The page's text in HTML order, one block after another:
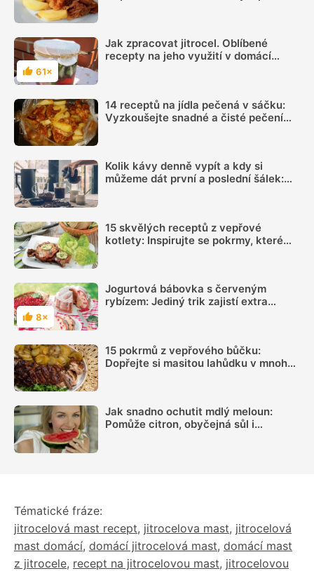
Hodnocení
61×
Jak zpracovat jitrocel. Oblíbené
recepty na jeho využití v domácí
14 receptů na jídla pečená v sáčku:
Vyzkoušejte snadné a čisté pečení
Kolik kávy denně vypít a kdy si
můžeme dát první a poslední šálek:
15 skvělých receptů z vepřové
kotlety: Inspirujte se pokrmy, které
Hodnocení
8×
Jogurtová bábovka s červeným
rybízem: Jediný trik zajistí extra
15 pokrmů z vepřového bůčku:
Dopřejte si masitou lahůdku v mnoha
Jak snadno ochutit mdlý meloun:
Pomůže citron, obyčejná sůl i
Tématické fráze:
jitrocelová mast recept, jitrocelova mast, jitrocelová
mast domácí, domácí jitrocelová mast, domácí mast
z jitrocele, recept na jitrocelovou mast, jitrocelovou